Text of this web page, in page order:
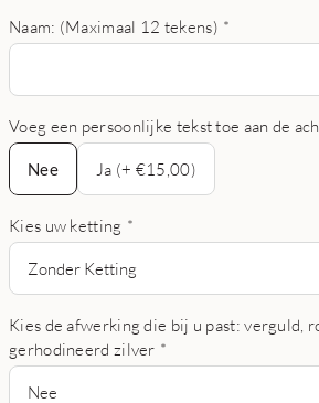
Naam: (Maximaal 12 tekens) *
Voeg een persoonlijke tekst toe aan de
Nee
Nee
Ja (+ €15,00)
Kies uw ketting *
Zonder Ketting
Kies de afwerking die bij u past: verguld,
gerhodineerd zilver *
Nee